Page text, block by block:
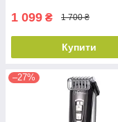
1 099 ₴ 1 700 ₴
Купити
–27%